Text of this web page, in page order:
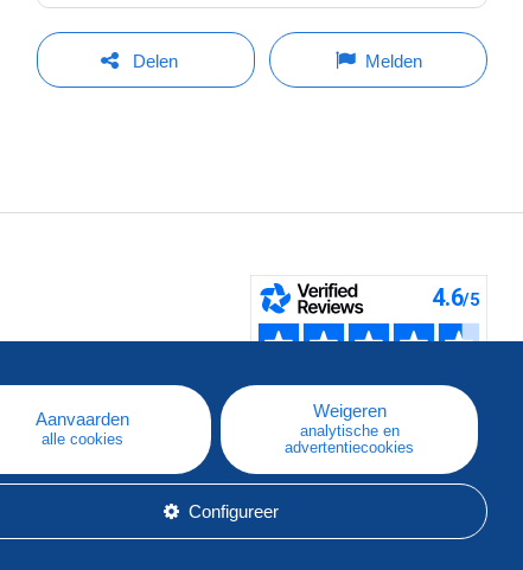
Delen Melden
Aanvaarden
alle cookies
Weigeren
analytische en
advertentiecookies
Configureer